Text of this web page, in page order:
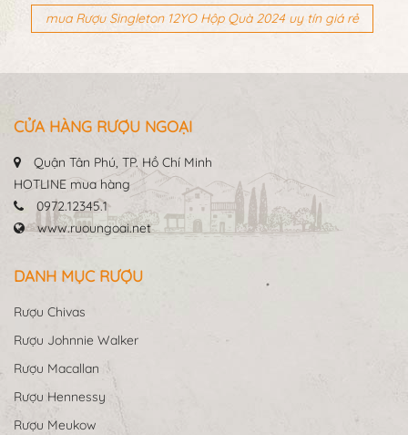
mua Rượu Singleton 12YO Hộp Quà 2024 uy tín giá rẻ
CỬA HÀNG RƯỢU NGOẠI
Quận Tân Phú, TP. Hồ Chí Minh
HOTLINE mua hàng
0972.12345.1
www.ruoungoai.net
DANH MỤC RƯỢU
Rượu Chivas
Rượu Johnnie Walker
Rượu Macallan
Rượu Hennessy
Rượu Meukow